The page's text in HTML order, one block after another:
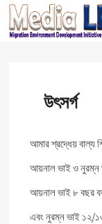
Skip
content
উৎসর্গ
আমার শ্রদ্ধেয় বাল্য
আয়নাল ভাই ও নুরম্ন
আয়নাল ভাই ৮ বছর
এবং নুরম্ন ভাই ১২/